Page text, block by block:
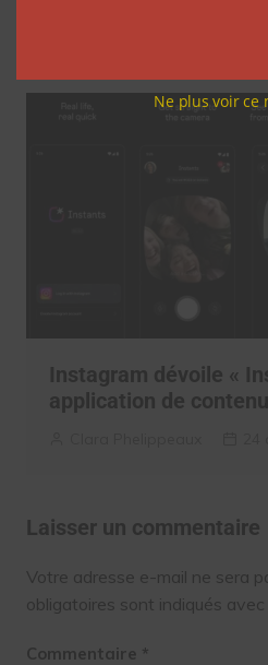
Instagram dévoile «
application de
Laisser un commentaire
Votre adresse e-mail ne sera
obligatoires sont indiqués avec
Commentaire *
Ne plus voir ce